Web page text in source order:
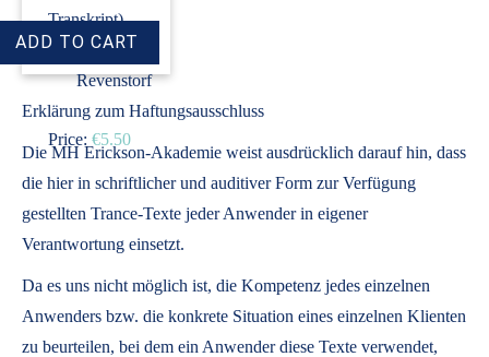
Transkript)
›Dirk
Revenstorf
Price: €5.50
Erklärung zum Haftungsausschluss
Die MH Erickson-Akademie weist ausdrücklich darauf hin, dass
die hier in schriftlicher und auditiver Form zur Verfügung
gestellten Trance-Texte jeder Anwender in eigener
Verantwortung einsetzt.
Da es uns nicht möglich ist, die Kompetenz jedes einzelnen
Anwenders bzw. die konkrete Situation eines einzelnen Klienten
zu beurteilen, bei dem ein Anwender diese Texte verwendet,